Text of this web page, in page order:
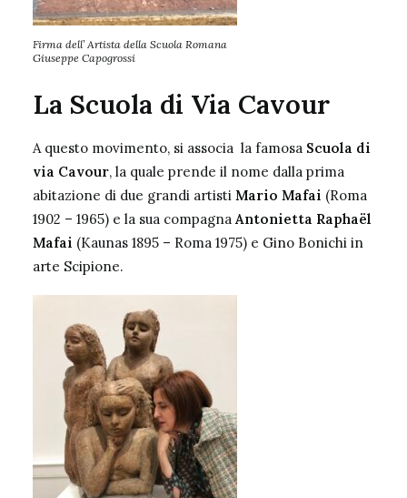
Firma dell’ Artista della Scuola Romana
Giuseppe Capogrossi
La Scuola di Via Cavour
A questo movimento, si associa la famosa Scuola di
via Cavour, la quale prende il nome dalla prima
abitazione di due grandi artisti Mario Mafai (Roma
1902 – 1965) e la sua compagna Antonietta Raphaël
Mafai (Kaunas 1895 – Roma 1975) e Gino Bonichi in
arte Scipione.